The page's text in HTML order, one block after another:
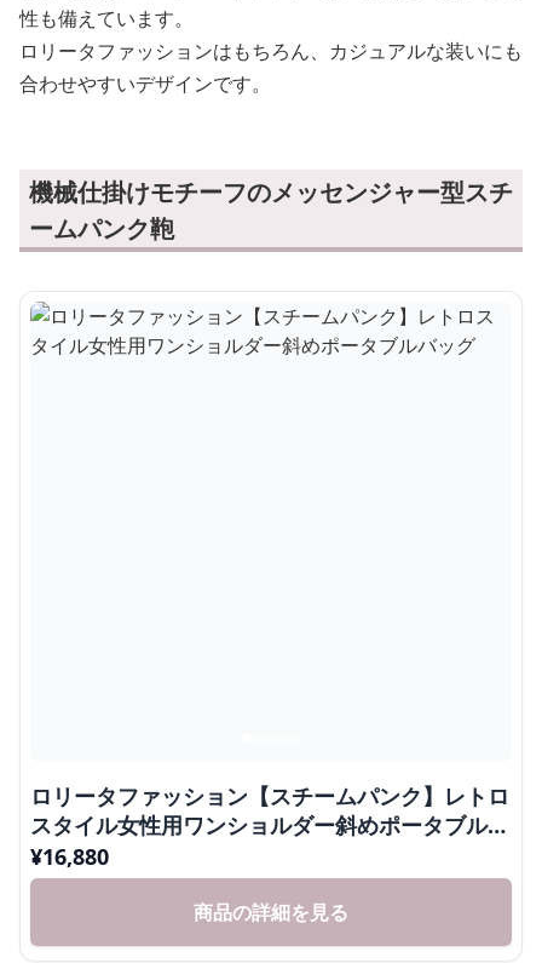
性も備えています。
ロリータファッションはもちろん、カジュアルな装いにも
合わせやすいデザインです。
機械仕掛けモチーフのメッセンジャー型スチ
ームパンク鞄
ロリータファッション【スチームパンク】レトロ
スタイル女性用ワンショルダー斜めポータブルバ
ッグ
¥16,880
商品の詳細を見る